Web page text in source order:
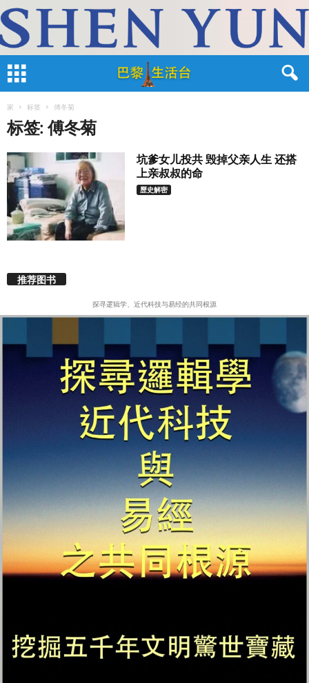
家 标签 傅冬菊
标签: 傅冬菊
坑爹女儿投共 毁掉父亲人生 还搭
上亲叔叔的命
歷史解密
推荐图书
探寻逻辑学、近代科技与易经的共同根源